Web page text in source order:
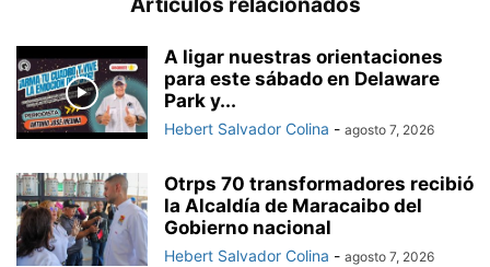
Artículos relacionados
A ligar nuestras orientaciones
para este sábado en Delaware
Park y...
Hebert Salvador Colina - agosto 7, 2026
Otrps 70 transformadores recibió
la Alcaldía de Maracaibo del
Gobierno nacional
Hebert Salvador Colina - agosto 7, 2026